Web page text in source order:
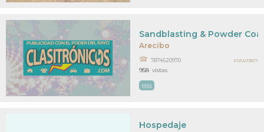
Arecibo
Sandblasting & Powder
7874520970
MAS
958 vistas
PR14113517
Hospedaje